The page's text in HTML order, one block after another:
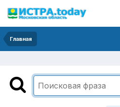
Главная